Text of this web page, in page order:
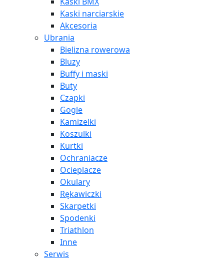
Kaski narciarskie
Akcesoria
Ubrania
Bielizna rowerowa
Bluzy
Buffy i maski
Buty
Czapki
Gogle
Kamizelki
Koszulki
Kurtki
Ochraniacze
Ocieplacze
Okulary
Rękawiczki
Skarpetki
Spodenki
Triathlon
Inne
Serwis